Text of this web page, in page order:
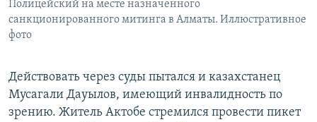
Полицейский на месте назначенного
санкционированного митинга в Алматы. Иллюстративное
фото
Действовать через суды пытался и казахстанец
Мусагали Дауылов, имеющий инвалидность по
зрению. Житель Актобе стремился провести пикет